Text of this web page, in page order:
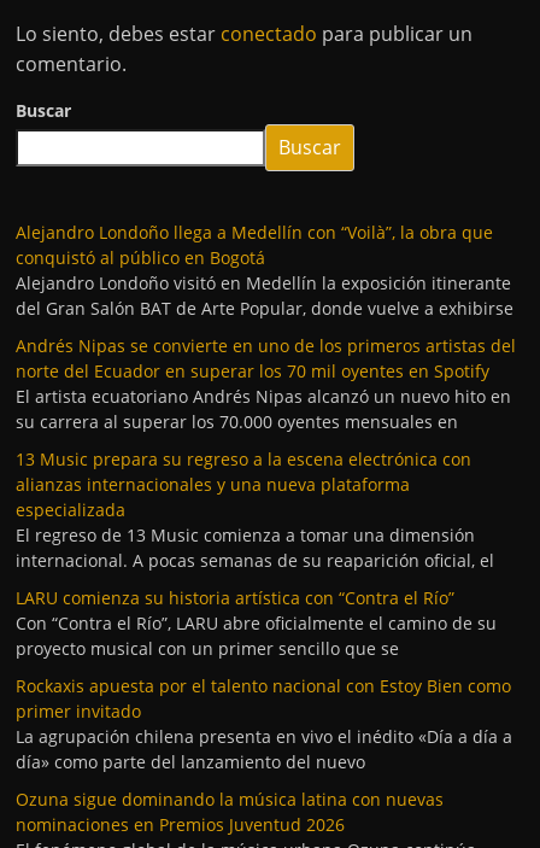
Lo siento, debes estar conectado para publicar un
comentario.
Buscar
Buscar
Alejandro Londoño llega a Medellín con “Voilà”, la obra que
conquistó al público en Bogotá
Alejandro Londoño visitó en Medellín la exposición itinerante
del Gran Salón BAT de Arte Popular, donde vuelve a exhibirse
Andrés Nipas se convierte en uno de los primeros artistas del
norte del Ecuador en superar los 70 mil oyentes en Spotify
El artista ecuatoriano Andrés Nipas alcanzó un nuevo hito en
su carrera al superar los 70.000 oyentes mensuales en
13 Music prepara su regreso a la escena electrónica con
alianzas internacionales y una nueva plataforma
especializada
El regreso de 13 Music comienza a tomar una dimensión
internacional. A pocas semanas de su reaparición oficial, el
LARU comienza su historia artística con “Contra el Río”
Con “Contra el Río”, LARU abre oficialmente el camino de su
proyecto musical con un primer sencillo que se
Rockaxis apuesta por el talento nacional con Estoy Bien como
primer invitado
La agrupación chilena presenta en vivo el inédito «Día a día a
día» como parte del lanzamiento del nuevo
Ozuna sigue dominando la música latina con nuevas
nominaciones en Premios Juventud 2026